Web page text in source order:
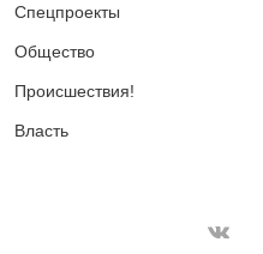
Спецпроекты
Общество
Происшествия!
Власть